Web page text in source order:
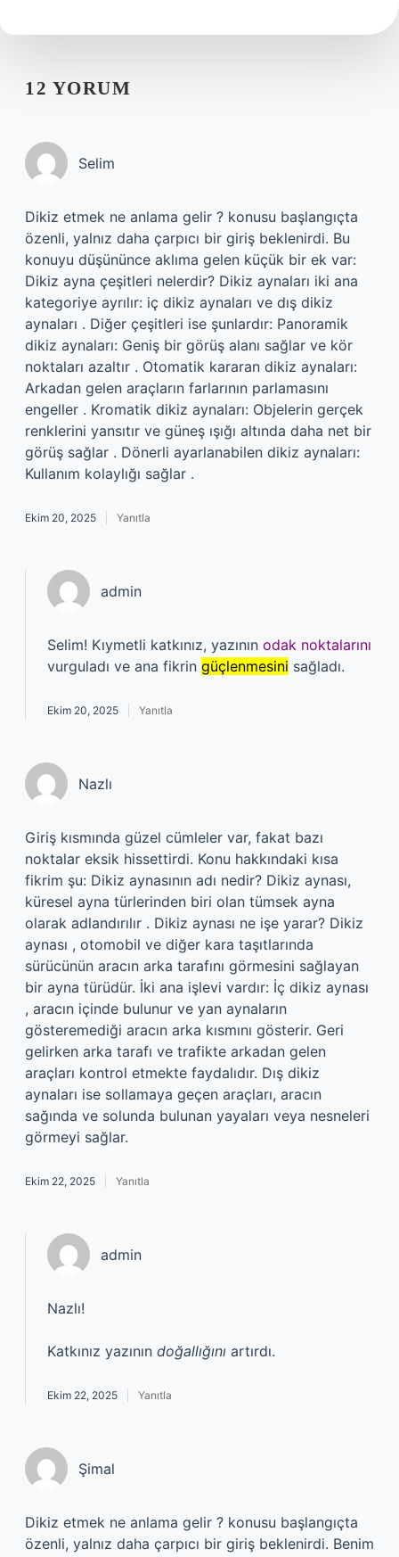
12 YORUM
Selim
Dikiz etmek ne anlama gelir ? konusu başlangıçta
özenli, yalnız daha çarpıcı bir giriş beklenirdi. Bu
konuyu düşününce aklıma gelen küçük bir ek var:
Dikiz ayna çeşitleri nelerdir? Dikiz aynaları iki ana
kategoriye ayrılır: iç dikiz aynaları ve dış dikiz
aynaları . Diğer çeşitleri ise şunlardır: Panoramik
dikiz aynaları: Geniş bir görüş alanı sağlar ve kör
noktaları azaltır . Otomatik kararan dikiz aynaları:
Arkadan gelen araçların farlarının parlamasını
engeller . Kromatik dikiz aynaları: Objelerin gerçek
renklerini yansıtır ve güneş ışığı altında daha net bir
görüş sağlar . Dönerli ayarlanabilen dikiz aynaları:
Kullanım kolaylığı sağlar .
Ekim 20, 2025 Yanıtla
admin
Selim! Kıymetli katkınız, yazının odak noktalarını
vurguladı ve ana fikrin güçlenmesini sağladı.
Ekim 20, 2025 Yanıtla
Nazlı
Giriş kısmında güzel cümleler var, fakat bazı
noktalar eksik hissettirdi. Konu hakkındaki kısa
fikrim şu: Dikiz aynasının adı nedir? Dikiz aynası,
küresel ayna türlerinden biri olan tümsek ayna
olarak adlandırılır . Dikiz aynası ne işe yarar? Dikiz
aynası , otomobil ve diğer kara taşıtlarında
sürücünün aracın arka tarafını görmesini sağlayan
bir ayna türüdür. İki ana işlevi vardır: İç dikiz aynası
, aracın içinde bulunur ve yan aynaların
gösteremediği aracın arka kısmını gösterir. Geri
gelirken arka tarafı ve trafikte arkadan gelen
araçları kontrol etmekte faydalıdır. Dış dikiz
aynaları ise sollamaya geçen araçları, aracın
sağında ve solunda bulunan yayaları veya nesneleri
görmeyi sağlar.
Ekim 22, 2025 Yanıtla
admin
Nazlı!
Katkınız yazının doğallığını artırdı.
Ekim 22, 2025 Yanıtla
Şimal
Dikiz etmek ne anlama gelir ? konusu başlangıçta
özenli, yalnız daha çarpıcı bir giriş beklenirdi. Benim